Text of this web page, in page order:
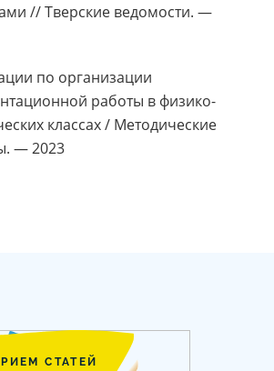
// Тверские ведомости. —
по организации
работы в физико-
классах / Методические
— 2023
СТАТЕЙ